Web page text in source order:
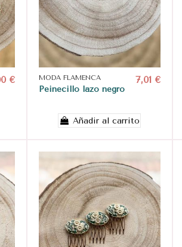
€ MODA FLAMENCA
Peinecillo lazo negro
7,01 €
Añadir al carrito